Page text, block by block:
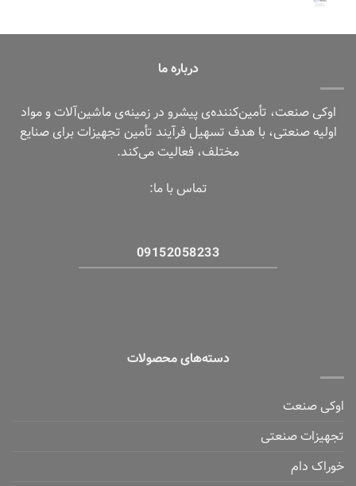
درباره ما
اوکی صنعت، تأمین‌کننده‌ی پیشرو در زمینه‌ی ماشین‌آلات و مواد
اولیه صنعتی، با هدف تسهیل فرآیند تأمین تجهیزات برای صنایع
مختلف، فعالیت می‌کند.
تماس با ما:
09152058233
دسته‌های محصولات
اوکی صنعت
تجهیزات صنعتی
خوراک دام